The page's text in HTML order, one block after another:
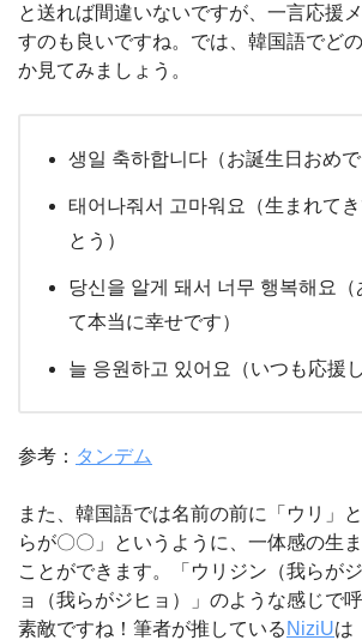
と送れば間違いないですが、一言応援
すのも良いですね。では、韓国語でど
か見てみましょう。
생일 축하합니다（お誕生日おめで
태어나줘서 고마워요（生まれて
とう）
당신을 알게 돼서 너무 행복해요（
て本当に幸せです）
늘 응원하고 있어요（いつも応援
参考： タンデム
また、韓国語では名前の前に「ウリ」
らが〇〇」というように、一体感の生
ことができます。「ウリジン（我らが
ョ（我らがジヒョ）」のような感じで
素敵ですね！筆者が推している NiziUは